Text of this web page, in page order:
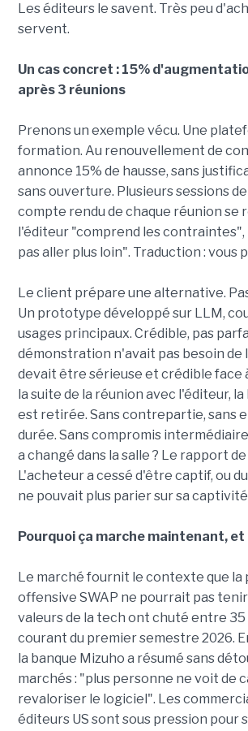
Les éditeurs le savent. Très peu
servent.
Un cas concret : 15%
après 3 réunions
Prenons un exemple vécu. Une
formation. Au renouvellement de
annonce 15% de hausse, sans
sans ouverture. Plusieurs sessions
compte rendu de chaque réunion se
l'éditeur "comprend les contraintes",
pas aller plus loin". Traduction : vous
Le client prépare une alternative.
Un prototype développé sur LLM,
usages principaux. Crédible, pas
démonstration n'avait pas besoin de
devait être sérieuse et crédible face
la suite de la réunion avec l'éditeur, la
est retirée. Sans contrepartie, sans
durée. Sans compromis
a changé dans la salle ? Le rapport
L'acheteur a cessé d'être captif, ou
ne pouvait plus parier sur sa
Pourquoi ça marche maintenant, et
Le marché fournit le contexte que la
offensive SWAP ne pourrait pas
valeurs de la tech ont chuté entre 35
courant du premier semestre 2026.
la banque Mizuho a résumé sans
marchés : "plus personne ne voit de
revaloriser le logiciel". Les
éditeurs US sont sous pression pour